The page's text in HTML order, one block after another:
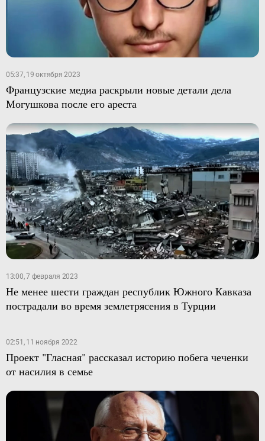
05:37, 19 октября 2023
Французские медиа раскрыли новые детали дела
Могушкова после его ареста
13:00, 7 февраля 2023
Не менее шести граждан республик Южного Кавказа
пострадали во время землетрясения в Турции
02:51, 11 ноября 2022
Проект "Гласная" рассказал историю побега чеченки
от насилия в семье